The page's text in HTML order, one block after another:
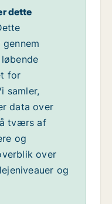
dette
løbende
for
samler,
data over
tværs af
og
over
og